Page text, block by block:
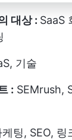
대상 : SaaS
기술
: SEMrush,
팅, SEO, 링